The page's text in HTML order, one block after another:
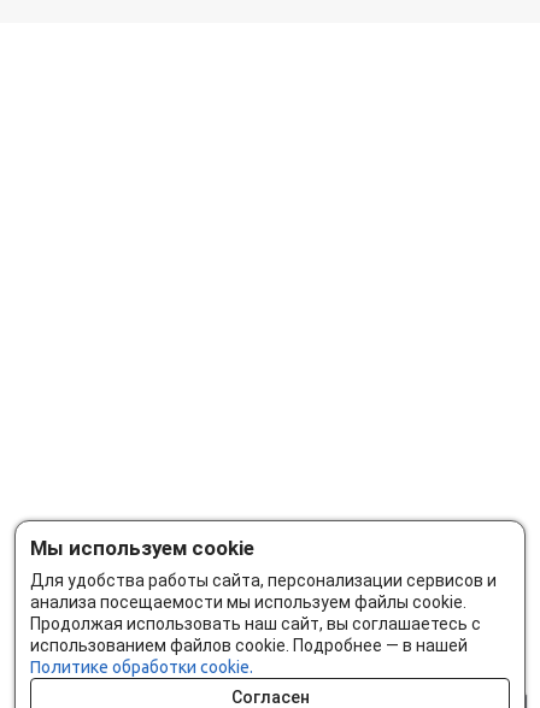
Мы используем cookie
Для удобства работы сайта, персонализации сервисов и
анализа посещаемости мы используем файлы cookie.
Продолжая использовать наш сайт, вы соглашаетесь с
использованием файлов cookie. Подробнее — в нашей
Политике обработки cookie.
Согласен